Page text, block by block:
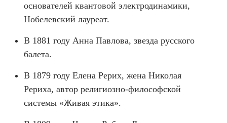
основателей квантовой электродинамики,
Нобелевский лауреат.
В 1881 году Анна Павлова, звезда русского
балета.
В 1879 году Елена Рерих, жена Николая
Рериха, автор религиозно-философской
системы «Живая этика».